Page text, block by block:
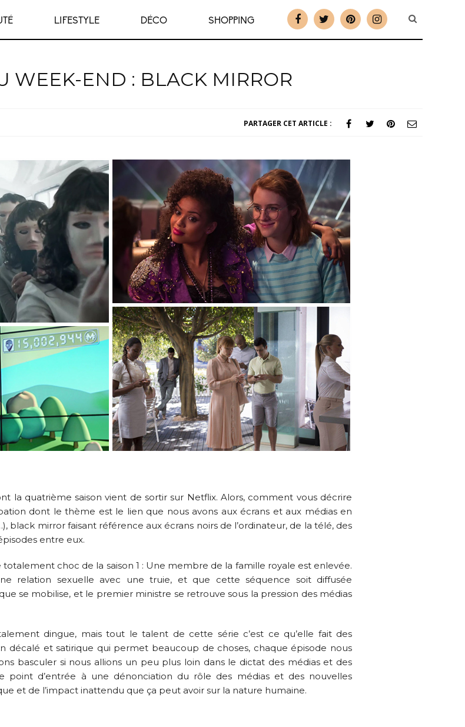
LIFESTYLE DÉCO SHOPPING
WEEK-END : BLACK MIRROR
PARTAGER CET ARTICLE :
la quatrième saison vient de sortir sur Netflix. Alors, comment vous décrire
dont le thème est le lien que nous avons aux écrans et aux médias en
black mirror faisant référence aux écrans noirs de l’ordinateur, de la télé, des
entre eux.
choc de la saison 1 : Une membre de la famille royale est enlevée.
relation sexuelle avec une truie, et que cette séquence soit diffusée
se mobilise, et le premier ministre se retrouve sous la pression des médias
dingue, mais tout le talent de cette série c’est ce qu’elle fait des
décalé et satirique qui permet beaucoup de choses, chaque épisode nous
basculer si nous allions un peu plus loin dans le dictat des médias et des
point d’entrée à une dénonciation du rôle des médias et des nouvelles
et de l’impact inattendu que ça peut avoir sur la nature humaine.